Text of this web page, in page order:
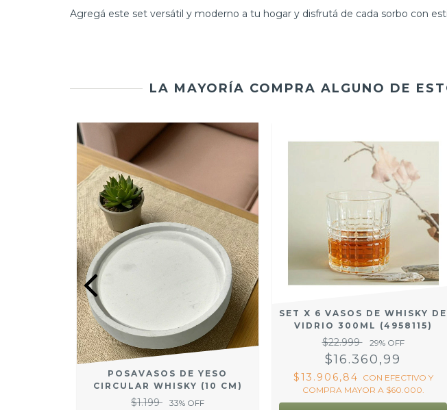
Agregá este set versátil y moderno a tu hogar y disfrutá de cada sorbo con
LA MAYORÍA COMPRA ALGUNO DE
POSAVASOS DE YESO
CIRCULAR WHISKY (10 CM)
$1.199 33% OFF
SET X 6 VASOS DE WHISKY DE
VIDRIO 300ML (4958115)
$22.999 29% OFF
$16.360,99
$13.906,84 CON EFECTIVO Y
COMPRA MAYOR A $60.000.